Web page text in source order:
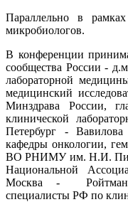
Параллельно в
микробиологов.
В конференции
сообщества России -
лабораторной
медицинский
Минздрава России,
клинической
Петербург - Вавилова
кафедры онкологии,
ВО РНИМУ им. Н.И.
Национальной
Москва - Ройтман
специалисты РФ по